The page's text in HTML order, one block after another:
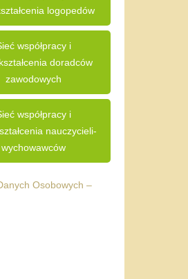
logopedów
współpracy i
doradców
zawodowych
współpracy i
nauczycieli-
wychowawców
Osobowych –